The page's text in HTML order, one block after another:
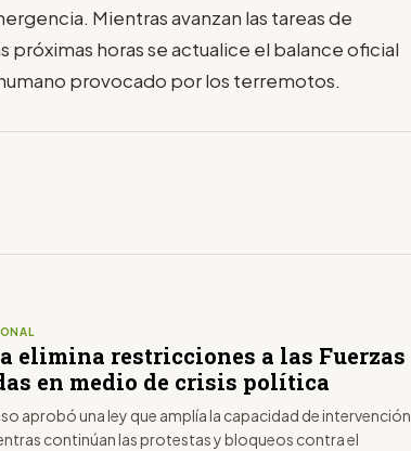
Mientras avanzan las tareas de
próximas horas se actualice el balance oficial
provocado por los terremotos.
elimina restricciones a las Fuerzas
en medio de crisis política
aprobó una ley que amplía la capacidad de intervención
continúan las protestas y bloqueos contra el